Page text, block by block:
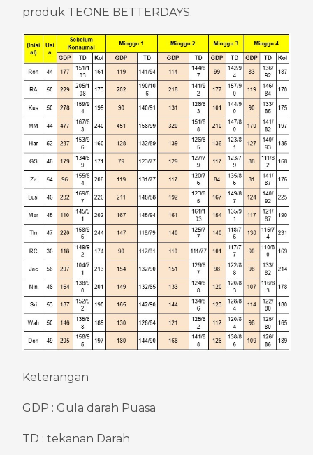
produk TEONE BETTERDAYS.
Keterangan
GDP : Gula darah Puasa
TD : tekanan Darah